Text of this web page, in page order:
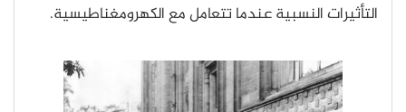
التأثيرات النسبية عندما تتعامل مع الكهرومغناطيسية.